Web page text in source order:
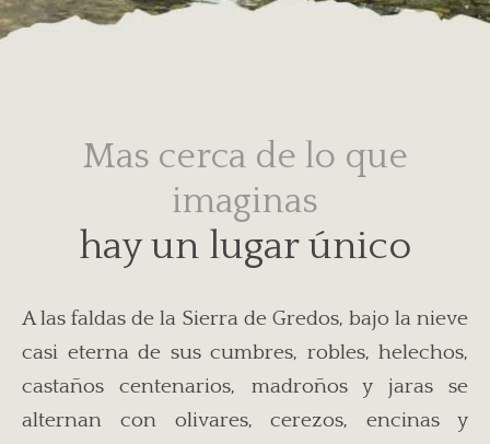
Mas cerca de lo que
imaginas
hay un lugar único
A las faldas de la Sierra de Gredos, bajo la nieve
casi eterna de sus cumbres, robles, helechos,
castaños centenarios, madroños y jaras se
alternan con olivares, cerezos, encinas y